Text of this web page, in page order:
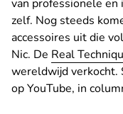
van professionele en
zelf. Nog steeds
accessoires uit die
Nic. De Real
wereldwijd verkocht.
op YouTube, in